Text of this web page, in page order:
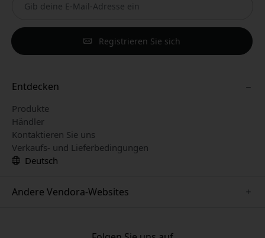
Registrieren Sie sich
Entdecken
Produkte
Händler
Kontaktieren Sie uns
Verkaufs- und Lieferbedingungen
Deutsch
Andere Vendora-Websites